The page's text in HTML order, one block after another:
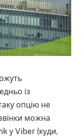
із
опцію не
можна
у Viber (куди,